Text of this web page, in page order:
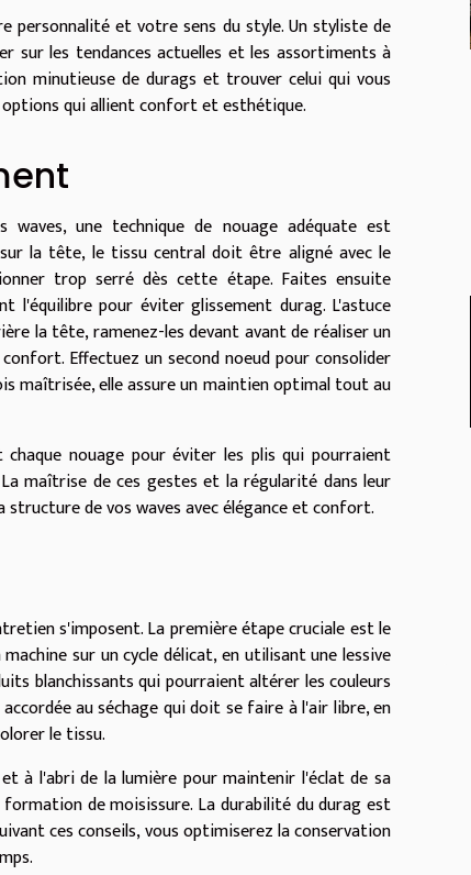
personnalité et votre sens du style. Un styliste de
sur les tendances actuelles et les assortiments à
minutieuse de durags et trouver celui qui vous
qui allient confort et esthétique.
une technique de nouage adéquate est
la tête, le tissu central doit être aligné avec le
trop serré dès cette étape. Faites ensuite
l'équilibre pour éviter glissement durag. L'astuce
la tête, ramenez-les devant avant de réaliser un
Effectuez un second noeud pour consolider
maîtrisée, elle assure un maintien optimal tout au
nouage pour éviter les plis qui pourraient
maîtrise de ces gestes et la régularité dans leur
de vos waves avec élégance et confort.
s'imposent. La première étape cruciale est le
sur un cycle délicat, en utilisant une lessive
blanchissants qui pourraient altérer les couleurs
au séchage qui doit se faire à l'air libre, en
le tissu.
à l'abri de la lumière pour maintenir l'éclat de sa
de moisissure. La durabilité du durag est
ces conseils, vous optimiserez la conservation